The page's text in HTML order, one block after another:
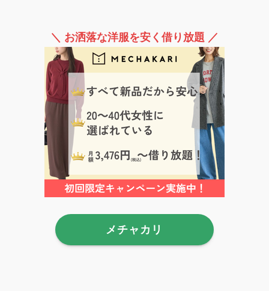
＼ お洒落な洋服を安く借り放題 ／
メチャカリ